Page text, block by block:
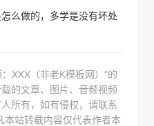
么做的，多学是没有坏处
XXX（非老K模板网）”的
的文章、图片、音频视频
所有，如有侵权，请联系
站转载内容仅代表作者本